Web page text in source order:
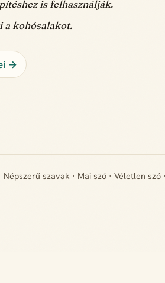
is felhasználják.
a kohósalakot.
→
Népszerű szavak · Mai szó · Véletlen szó ·